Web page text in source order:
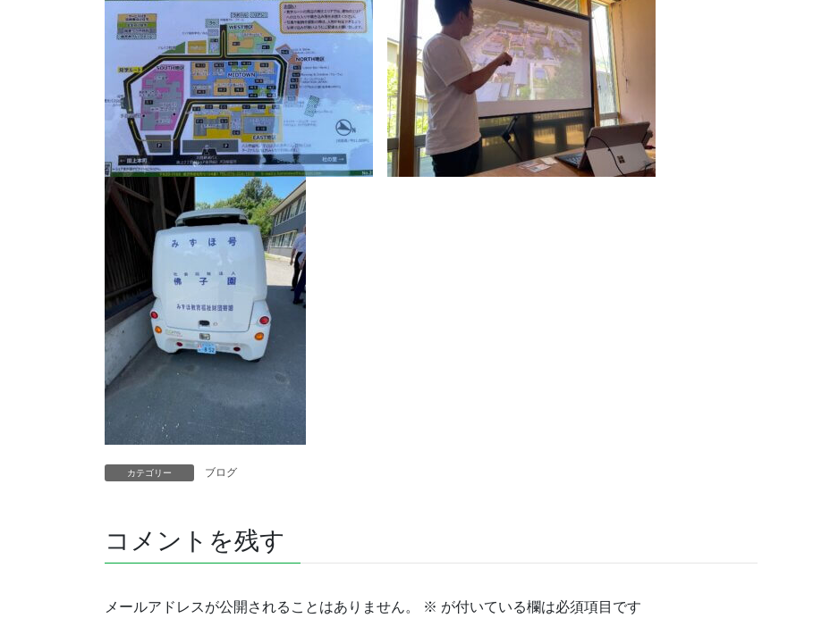
カテゴリー ブログ
コメントを残す
メールアドレスが公開されることはありません。 ※ が付いている欄は必須項目です